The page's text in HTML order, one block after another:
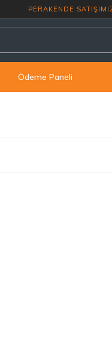
PERAKENDE
Ödeme Paneli